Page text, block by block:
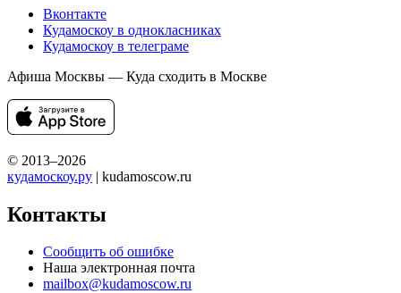
Вконтакте
Кудамоскоу в однокласниках
Кудамоскоу в телеграме
Афиша Москвы — Куда сходить в Москве
© 2013–2026
кудамоскоу.ру | kudamoscow.ru
Контакты
Сообщить об ошибке
Наша электронная почта
mailbox@kudamoscow.ru